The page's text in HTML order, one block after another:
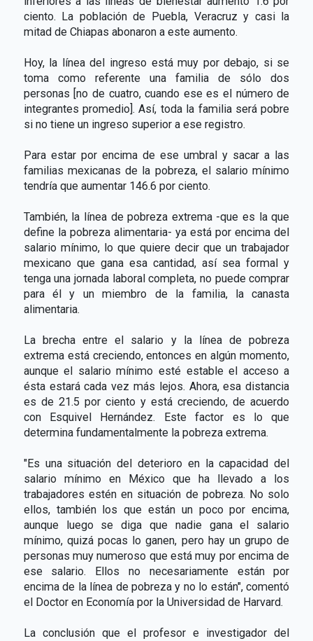
ciento. La población de Puebla, Veracruz y casi la
mitad de Chiapas abonaron a este aumento.
Hoy, la línea del ingreso está muy por debajo, si se
toma como referente una familia de sólo dos
personas [no de cuatro, cuando ese es el número de
integrantes promedio]. Así, toda la familia será pobre
si no tiene un ingreso superior a ese registro.
Para estar por encima de ese umbral y sacar a las
familias mexicanas de la pobreza, el salario mínimo
tendría que aumentar 146.6 por ciento.
También, la línea de pobreza extrema -que es la que
define la pobreza alimentaria- ya está por encima del
salario mínimo, lo que quiere decir que un trabajador
mexicano que gana esa cantidad, así sea formal y
tenga una jornada laboral completa, no puede comprar
para él y un miembro de la familia, la canasta
alimentaria.
La brecha entre el salario y la línea de pobreza
extrema está creciendo, entonces en algún momento,
aunque el salario mínimo esté estable el acceso a
ésta estará cada vez más lejos. Ahora, esa distancia
es de 21.5 por ciento y está creciendo, de acuerdo
con Esquivel Hernández. Este factor es lo que
determina fundamentalmente la pobreza extrema.
"Es una situación del deterioro en la capacidad del
salario mínimo en México que ha llevado a los
trabajadores estén en situación de pobreza. No solo
ellos, también los que están un poco por encima,
aunque luego se diga que nadie gana el salario
mínimo, quizá pocas lo ganen, pero hay un grupo de
personas muy numeroso que está muy por encima de
ese salario. Ellos no necesariamente están por
encima de la línea de pobreza y no lo están", comentó
el Doctor en Economía por la Universidad de Harvard.
La conclusión que el profesor e investigador del